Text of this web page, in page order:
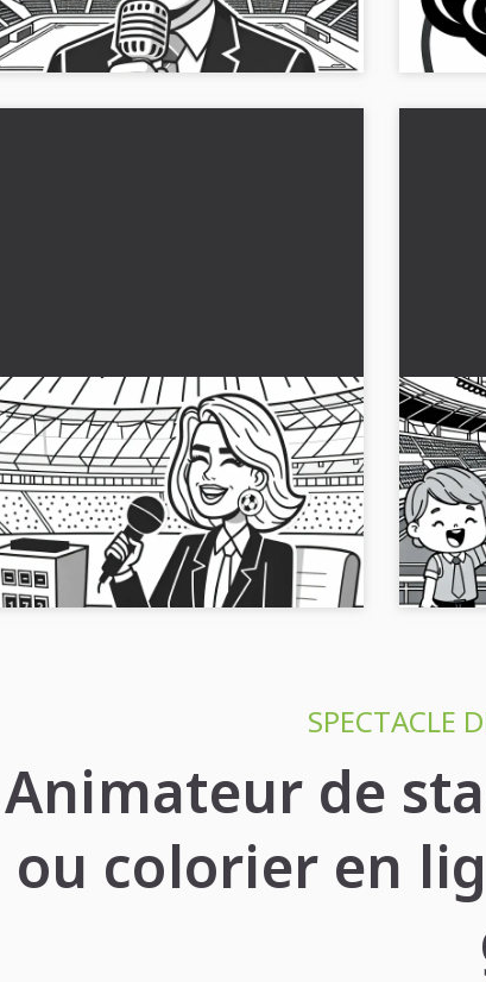
Téléchargez-le maintenant et coloriez-le en
ligne !...
La speakerine du stade anime un
concours - Dessin à colorier gratuit
Téléchargez le coloriage gratuit d'une
animatrice de stade. Téléchargez-le
maintenant et laissez libre cours à votre
créativité !...
stade
Régale-
SPECTACLE
Animateur de
ou colorier en